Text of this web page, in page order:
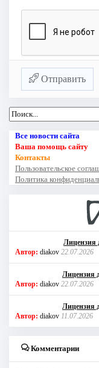
Отправить
Все новости сайта
Ваша помощь сайту
Контакты
Пользовательское
Политика
Лицензия
Автор: diakov 22.07.2026
Лицензия
Автор: diakov 22.07.2026
Лицензия
Автор: diakov 11.07.2026
Комментарии